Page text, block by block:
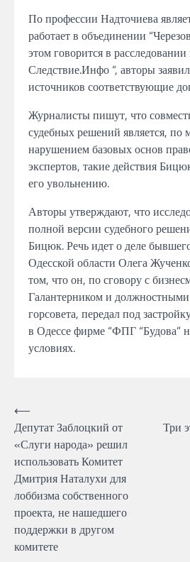
По профессии Надточиева
работает в объединении
этом говорится в расследовании
Следствие.Инфо “, авторы
источников соответствующие
Журналисты пишут, что
судебных решений является, по
нарушением базовых основ
экспертов, такие действия
его увольнению.
Авторы утверждают, что
полной версии судебного
Бицюк. Речь идет о деле
Одесской области Олега
том, что он, по сговору с
Галантерником и
горсовета, передал под
в Одессе фирме “ФПГ “Будова”
условиях.
Навігація
записів
⟵
Депутат Заблоцкий от
«Слуги народа» решил
использовать Комитет
Дмитрия Наталухи для
лоббизма собственного
проекта, не нашедшего
поддержки в другом
комитете
Три